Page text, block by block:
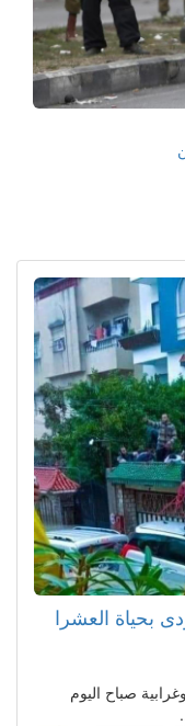
العشرا
صباح اليوم